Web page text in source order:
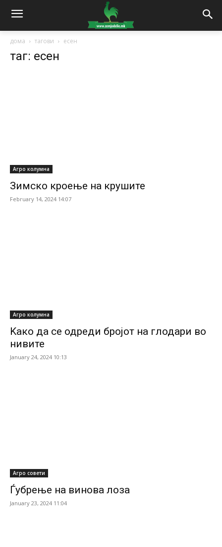
дома тагови есен
таг: есен
Агро колумна
Зимско кроење на крушите
February 14, 2024 14:07
Агро колумна
Kако да се одреди бројот на глодари во
нивите
January 24, 2024 10:13
Агро совети
Ѓубрење на винова лоза
January 23, 2024 11:04